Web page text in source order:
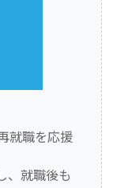
就職を応援
、就職後も